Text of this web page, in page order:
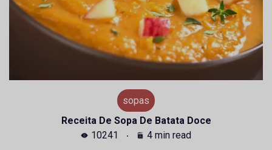
sopas
Receita De Sopa De Batata Doce
10241
4 min read